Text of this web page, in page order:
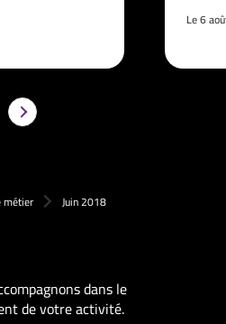
Le 6
métier Juin 2018
dans le
de votre activité.